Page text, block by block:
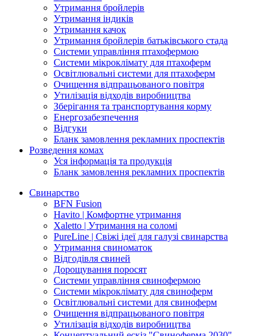
Утримання бройлерів
Утримання індиків
Утримання качок
Утримання бройлерів батьківського стада
Системи управління птахофермою
Системи мікроклімату для птахоферм
Освітлювальні системи для птахоферм
Очищення відпрацьованого повітря
Утилізація відходів виробництва
Зберігання та транспортування корму
Енергозабезпечення
Відгуки
Бланк замовлення рекламних проспектів
Розведення комах
Уся інформація та продукція
Бланк замовлення рекламних проспектів
Свинарство
BFN Fusion
Havito | Комфортне утримання
Xaletto | Утримання на соломі
PureLine | Свіжі ідеї для галузі свинарства
Утримання свиноматок
Відгодівля свиней
Дорощування поросят
Системи управління свинофермою
Системи мікроклімату для свиноферм
Освітлювальні системи для свиноферм
Очищення відпрацьованого повітря
Утилізація відходів виробництва